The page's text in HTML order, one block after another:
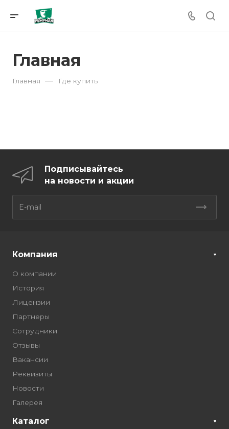
Главная
Главная — Где купить
Подписывайтесь
на новости и акции
Компания
О компании
История
Лицензии
Партнеры
Сотрудники
Отзывы
Вакансии
Реквизиты
Новости
Галерея
Каталог